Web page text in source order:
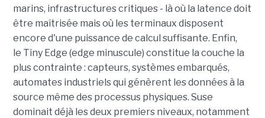
marins, infrastructures critiques - là où la latence doit
être maîtrisée mais où les terminaux disposent
encore d'une puissance de calcul suffisante. Enfin,
le Tiny Edge (edge minuscule) constitue la couche la
plus contrainte : capteurs, systèmes embarqués,
automates industriels qui génèrent les données à la
source même des processus physiques. Suse
dominait déjà les deux premiers niveaux, notamment